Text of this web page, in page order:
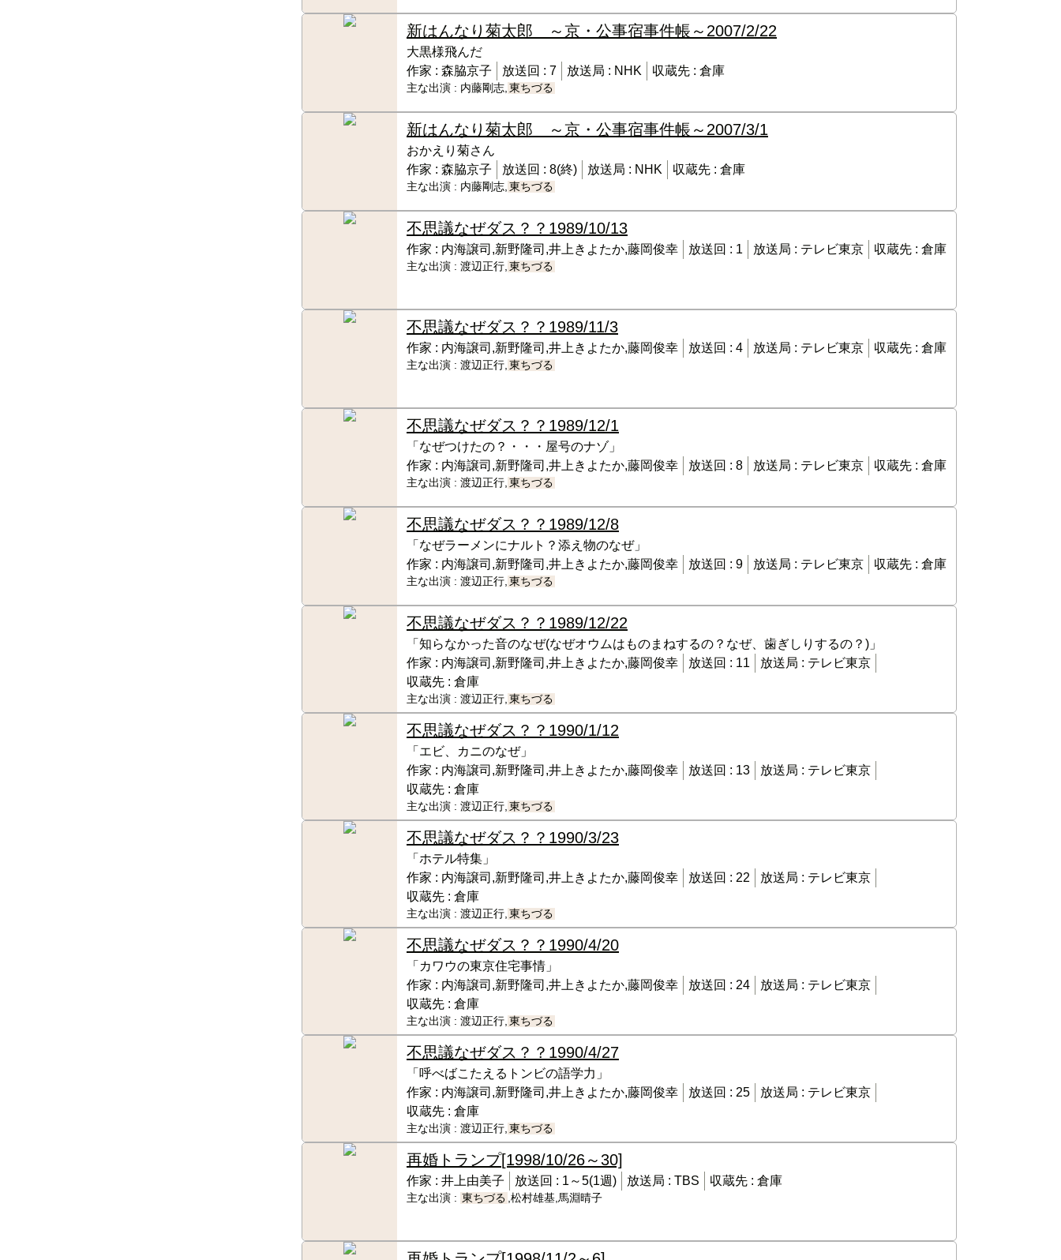
新はんなり菊太郎 ～京・公事宿事件帳～ 2007/2/22
大黒様飛んだ
作家 : 森脇京子 放送回 : 7 放送局 : NHK 収蔵先 : 倉庫
主な出演 : 内藤剛志, 東ちづる
新はんなり菊太郎 ～京・公事宿事件帳～ 2007/3/1
おかえり菊さん
作家 : 森脇京子 放送回 : 8(終) 放送局 : NHK 収蔵先 : 倉庫
主な出演 : 内藤剛志, 東ちづる
不思議なぜダス？？ 1989/10/13
作家 : 内海譲司,新野隆司,井上きよたか,藤岡俊幸 放送回 : 1 放送局 : テレビ東京 収蔵先 : 倉庫
主な出演 : 渡辺正行, 東ちづる
不思議なぜダス？？ 1989/11/3
作家 : 内海譲司,新野隆司,井上きよたか,藤岡俊幸 放送回 : 4 放送局 : テレビ東京 収蔵先 : 倉庫
主な出演 : 渡辺正行, 東ちづる
不思議なぜダス？？ 1989/12/1
「なぜつけたの？・・・屋号のナゾ」
作家 : 内海譲司,新野隆司,井上きよたか,藤岡俊幸 放送回 : 8 放送局 : テレビ東京 収蔵先 : 倉庫
主な出演 : 渡辺正行, 東ちづる
不思議なぜダス？？ 1989/12/8
「なぜラーメンにナルト？添え物のなぜ」
作家 : 内海譲司,新野隆司,井上きよたか,藤岡俊幸 放送回 : 9 放送局 : テレビ東京 収蔵先 : 倉庫
主な出演 : 渡辺正行, 東ちづる
不思議なぜダス？？ 1989/12/22
「知らなかった音のなぜ(なぜオウムはものまねするの？なぜ、歯ぎしりするの？)」
作家 : 内海譲司,新野隆司,井上きよたか,藤岡俊幸 放送回 : 11 放送局 : テレビ東京
収蔵先 : 倉庫
主な出演 : 渡辺正行, 東ちづる
不思議なぜダス？？ 1990/1/12
「エビ、カニのなぜ」
作家 : 内海譲司,新野隆司,井上きよたか,藤岡俊幸 放送回 : 13 放送局 : テレビ東京
収蔵先 : 倉庫
主な出演 : 渡辺正行, 東ちづる
不思議なぜダス？？ 1990/3/23
「ホテル特集」
作家 : 内海譲司,新野隆司,井上きよたか,藤岡俊幸 放送回 : 22 放送局 : テレビ東京
収蔵先 : 倉庫
主な出演 : 渡辺正行, 東ちづる
不思議なぜダス？？ 1990/4/20
「カワウの東京住宅事情」
作家 : 内海譲司,新野隆司,井上きよたか,藤岡俊幸 放送回 : 24 放送局 : テレビ東京
収蔵先 : 倉庫
主な出演 : 渡辺正行, 東ちづる
不思議なぜダス？？ 1990/4/27
「呼べばこたえるトンビの語学力」
作家 : 内海譲司,新野隆司,井上きよたか,藤岡俊幸 放送回 : 25 放送局 : テレビ東京
収蔵先 : 倉庫
主な出演 : 渡辺正行, 東ちづる
再婚トランプ[1998/10/26～30]
作家 : 井上由美子 放送回 : 1～5(1週) 放送局 : TBS 収蔵先 : 倉庫
主な出演 : 東ちづる ,松村雄基,馬淵晴子